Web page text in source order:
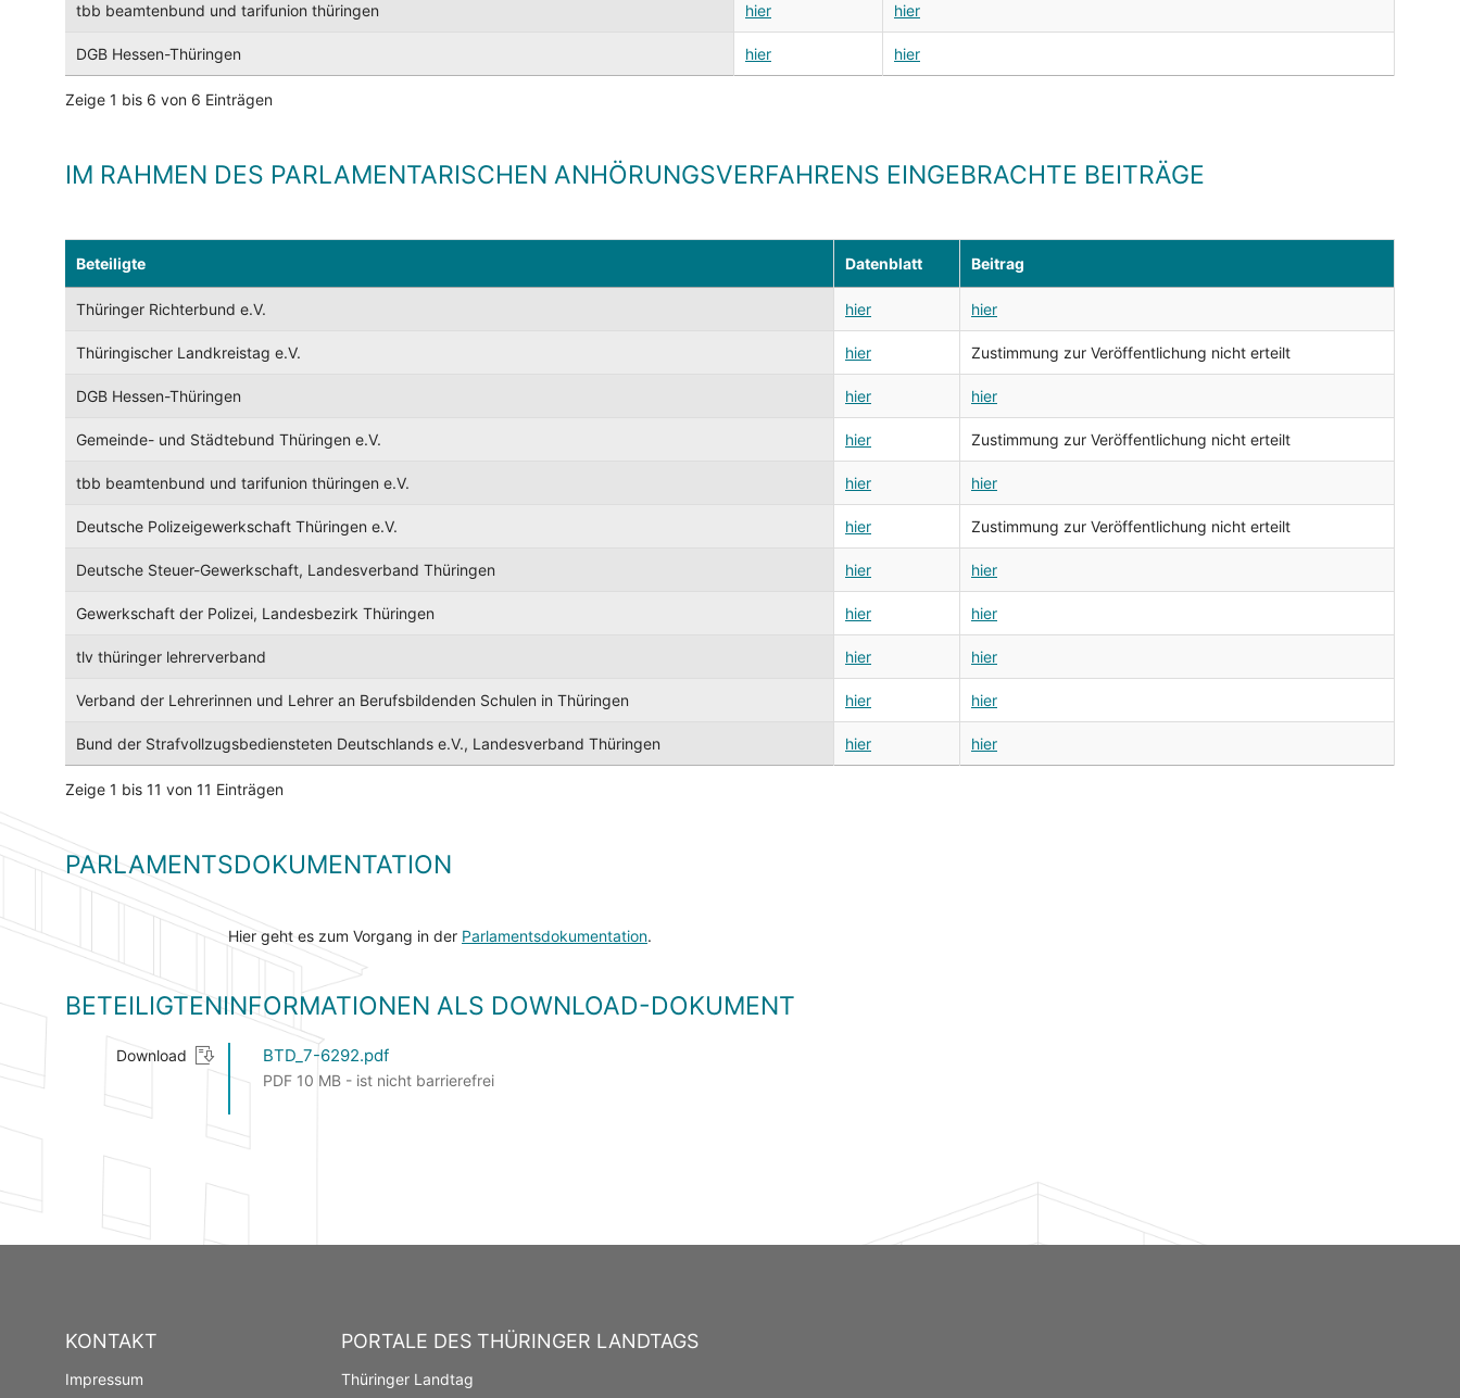
tbb beamtenbund und tarifunion thüringen hier hier
DGB Hessen-Thüringen hier hier
Zeige 1 bis 6 von 6 Einträgen
IM RAHMEN DES PARLAMENTARISCHEN ANHÖRUNGSVERFAHRENS EINGEBRACHTE BEITRÄGE
Beteiligte Datenblatt Beitrag
Thüringer Richterbund e.V. hier hier
Thüringischer Landkreistag e.V. hier Zustimmung zur Veröffentlichung nicht erteilt
DGB Hessen-Thüringen hier hier
Gemeinde- und Städtebund Thüringen e.V. hier Zustimmung zur Veröffentlichung nicht erteilt
tbb beamtenbund und tarifunion thüringen e.V. hier hier
Deutsche Polizeigewerkschaft Thüringen e.V. hier Zustimmung zur Veröffentlichung nicht erteilt
Deutsche Steuer-Gewerkschaft, Landesverband Thüringen hier hier
Gewerkschaft der Polizei, Landesbezirk Thüringen hier hier
tlv thüringer lehrerverband hier hier
Verband der Lehrerinnen und Lehrer an Berufsbildenden Schulen in Thüringen hier hier
Bund der Strafvollzugsbediensteten Deutschlands e.V., Landesverband Thüringen hier hier
Zeige 1 bis 11 von 11 Einträgen
PARLAMENTSDOKUMENTATION
Hier geht es zum Vorgang in der Parlamentsdokumentation.
BETEILIGTENINFORMATIONEN ALS DOWNLOAD-DOKUMENT
Download BTD_7-6292.pdf
PDF 10 MB - ist nicht barrierefrei
KONTAKT
Impressum
PORTALE DES THÜRINGER LANDTAGS
Thüringer Landtag